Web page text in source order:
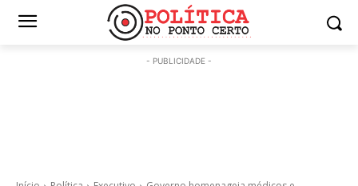
- PUBLICIDADE -